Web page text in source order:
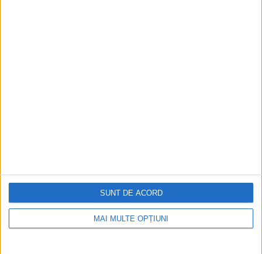
MAI MULTE OPȚIUNI
SUNT DE ACORD